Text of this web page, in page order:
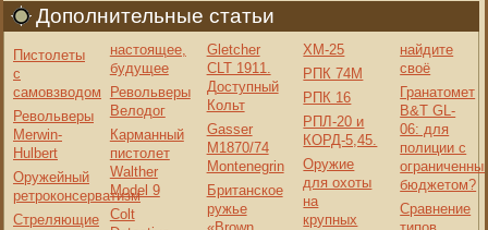
Дополнительные статьи
Пистолеты
с
самовзводом
Револьверы
Merwin-
Hulbert
Оружейный
ретроконсерватизм
Стреляющие
настоящее,
будущее
Револьверы
Велодог
Карманный
пистолет
Walther
Model 9
Colt
Gletcher
CLT 1911.
Доступный
Кольт
Gasser
M1870/74
Montenegrin
Британское
ружье
ХМ-25
РПК 74М
РПК 16
РПЛ-20 и
КОРД-5,45.
Оружие
для охоты
на
крупных
найдите
своё
Гранатомет
B&T GL-
06: для
полиции с
бюджетом?
Сравнение